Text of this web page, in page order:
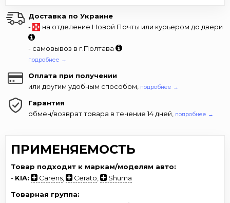
Доставка по Украине
-
на отделение Новой Почты или курьером до двери
- самовывоз в г.Полтава
подробнее →
Оплата при получении
или другим удобным способом, подробнее →
Гарантия
обмен/возврат товара в течение 14 дней, подробнее →
ПРИМЕНЯЕМОСТЬ
Товар подходит к маркам/моделям авто:
- KIA: Carens Cerato
Shuma
Товарная группа: